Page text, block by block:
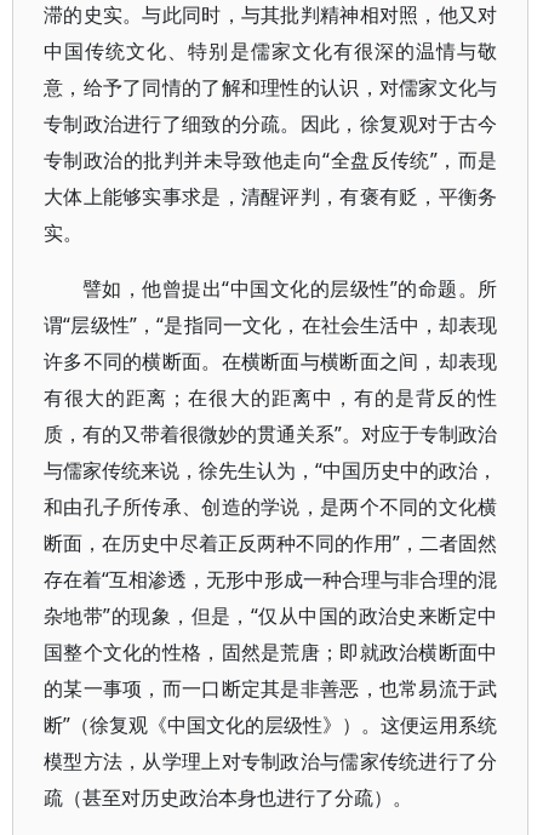
滞的史实。与此同时，与其批判精神相对照，他又对
中国传统文化、特别是儒家文化有很深的温情与敬
意，给予了同情的了解和理性的认识，对儒家文化与
专制政治进行了细致的分疏。因此，徐复观对于古今
专制政治的批判并未导致他走向“全盘反传统”，而是
大体上能够实事求是，清醒评判，有褒有贬，平衡务
实。
譬如，他曾提出“中国文化的层级性”的命题。所
谓“层级性”，“是指同一文化，在社会生活中，却表现
许多不同的横断面。在横断面与横断面之间，却表现
有很大的距离；在很大的距离中，有的是背反的性
质，有的又带着很微妙的贯通关系”。对应于专制政治
与儒家传统来说，徐先生认为，“中国历史中的政治，
和由孔子所传承、创造的学说，是两个不同的文化横
断面，在历史中尽着正反两种不同的作用”，二者固然
存在着“互相渗透，无形中形成一种合理与非合理的混
杂地带”的现象，但是，“仅从中国的政治史来断定中
国整个文化的性格，固然是荒唐；即就政治横断面中
的某一事项，而一口断定其是非善恶，也常易流于武
断”（徐复观《中国文化的层级性》）。这便运用系统
模型方法，从学理上对专制政治与儒家传统进行了分
疏（甚至对历史政治本身也进行了分疏）。